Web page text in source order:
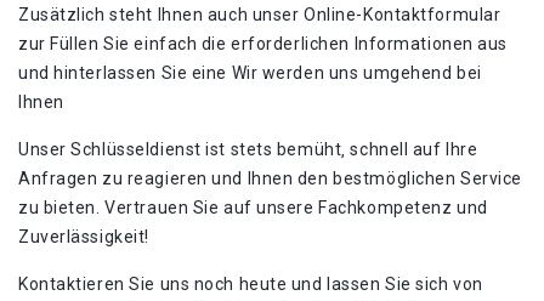
Zusätzlich steht Ihnen auch unser Online-Kontaktformular
zur Füllen Sie einfach die erforderlichen Informationen aus
und hinterlassen Sie eine Wir werden uns umgehend bei
Ihnen
Unser Schlüsseldienst ist stets bemüht‚ schnell auf Ihre
Anfragen zu reagieren und Ihnen den bestmöglichen Service
zu bieten. Vertrauen Sie auf unsere Fachkompetenz und
Zuverlässigkeit!​
Kontaktieren Sie uns noch heute und lassen Sie sich von